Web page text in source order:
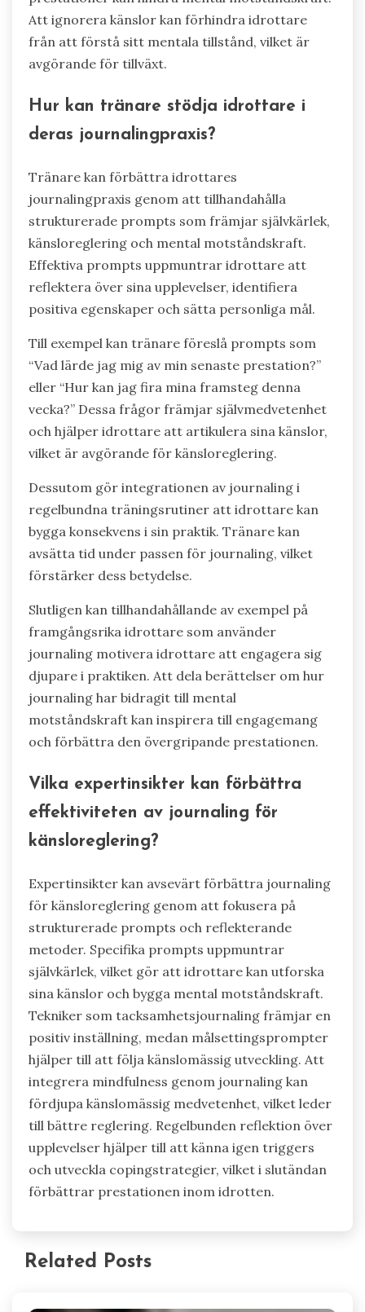
Att ignorera känslor kan förhindra idrottare
från att förstå sitt mentala tillstånd, vilket är
avgörande för tillväxt.
Hur kan tränare stödja idrottare i
deras journalingpraxis?
Tränare kan förbättra idrottares
journalingpraxis genom att tillhandahålla
strukturerade prompts som främjar självkärlek,
känsloreglering och mental motståndskraft.
Effektiva prompts uppmuntrar idrottare att
reflektera över sina upplevelser, identifiera
positiva egenskaper och sätta personliga mål.
Till exempel kan tränare föreslå prompts som
“Vad lärde jag mig av min senaste prestation?”
eller “Hur kan jag fira mina framsteg denna
vecka?” Dessa frågor främjar självmedvetenhet
och hjälper idrottare att artikulera sina känslor,
vilket är avgörande för känsloreglering.
Dessutom gör integrationen av journaling i
regelbundna träningsrutiner att idrottare kan
bygga konsekvens i sin praktik. Tränare kan
avsätta tid under passen för journaling, vilket
förstärker dess betydelse.
Slutligen kan tillhandahållande av exempel på
framgångsrika idrottare som använder
journaling motivera idrottare att engagera sig
djupare i praktiken. Att dela berättelser om hur
journaling har bidragit till mental
motståndskraft kan inspirera till engagemang
och förbättra den övergripande prestationen.
Vilka expertinsikter kan förbättra
effektiviteten av journaling för
känsloreglering?
Expertinsikter kan avsevärt förbättra journaling
för känsloreglering genom att fokusera på
strukturerade prompts och reflekterande
metoder. Specifika prompts uppmuntrar
självkärlek, vilket gör att idrottare kan utforska
sina känslor och bygga mental motståndskraft.
Tekniker som tacksamhetsjournaling främjar en
positiv inställning, medan målsettingsprompter
hjälper till att följa känslomässig utveckling. Att
integrera mindfulness genom journaling kan
fördjupa känslomässig medvetenhet, vilket leder
till bättre reglering. Regelbunden reflektion över
upplevelser hjälper till att känna igen triggers
och utveckla copingstrategier, vilket i slutändan
förbättrar prestationen inom idrotten.
Related Posts